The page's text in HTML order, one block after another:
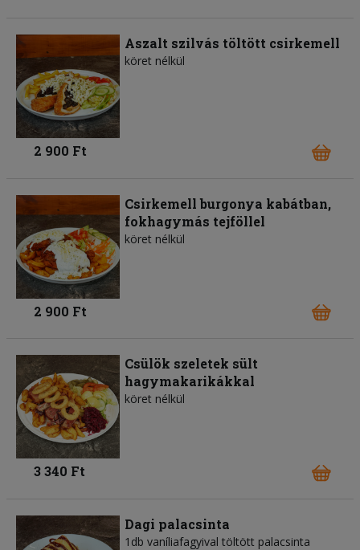
Aszalt szilvás töltött csirkemell
köret nélkül
2 900 Ft
Csirkemell burgonya kabátban,
fokhagymás tejföllel
köret nélkül
2 900 Ft
Csülök szeletek sült
hagymakarikákkal
köret nélkül
3 340 Ft
Dagi palacsinta
1db vaníliafagyival töltött palacsinta